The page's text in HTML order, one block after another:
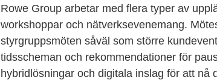
Rowe Group arbetar med flera typer av
workshoppar och nätverksevenemang.
styrgruppsmöten såväl som större
tidsscheman och rekommendationer för
hybridlösningar och digitala inslag för att